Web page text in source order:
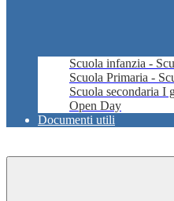
Scuola infanzia -
Scuola Primaria -
Scuola secondaria I
Open Day
Documenti utili